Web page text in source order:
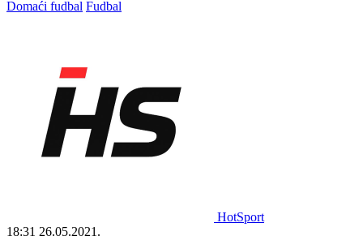
Domaći fudbal Fudbal
HotSport
18:31 26.05.2021.